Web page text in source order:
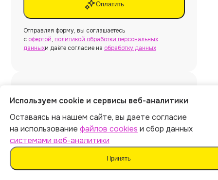
Оплатить
Отправляя форму, вы соглашаетесь
с офертой, политикой обработки персональных
данныхи даёте согласие на обработку данных
Нужна другая работа?
Создать
Используем cookie и сервисы веб-аналитики
Оставаясь на нашем сайте, вы даете согласие
на использование файлов cookies и сбор данных
системами веб-аналитики
Принять